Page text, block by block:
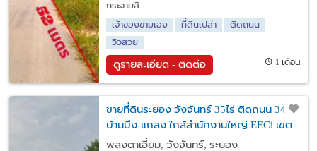
กระจายสิ...
เจ้าของขายเอง
ที่ดินเปล่า
ติดถนน
วิวสวย
ดูรายละเอียด - ติดต่อ 1 เดือน
ขายที่ดินระยอง วังจันทร์ 35ไร่ ติดถนน 344
บ้านบึง-แกลง ใกล้สำนักงานใหญ่ EECi เขต
นวัตกรรมระเบียงเศรษฐกิจพิเศษภาคตะวัน
พลงตาเอี่ยม, วังจันทร์, ระยอง